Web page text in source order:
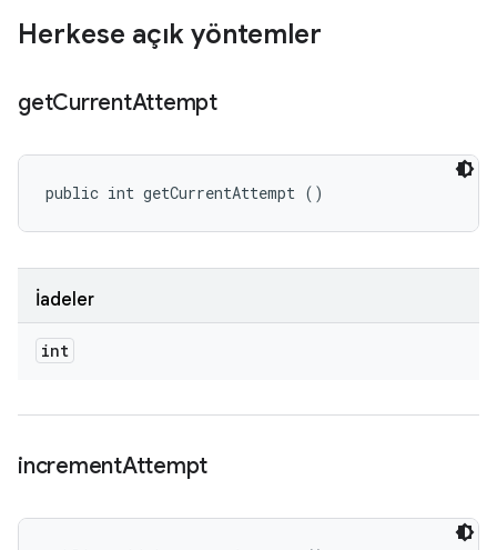
Herkese açık yöntemler
getCurrentAttempt
public int getCurrentAttempt ()
İadeler
int
incrementAttempt